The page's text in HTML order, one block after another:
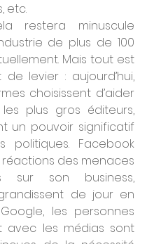
etc.
restera minuscule
de plus de 100
Mais tout est
de levier : aujourd’hui,
choisissent d’aider
plus gros éditeurs,
un pouvoir significatif
politiques. Facebook
réactions des menaces
sur son business,
de jour en
les personnes
avec les médias sont